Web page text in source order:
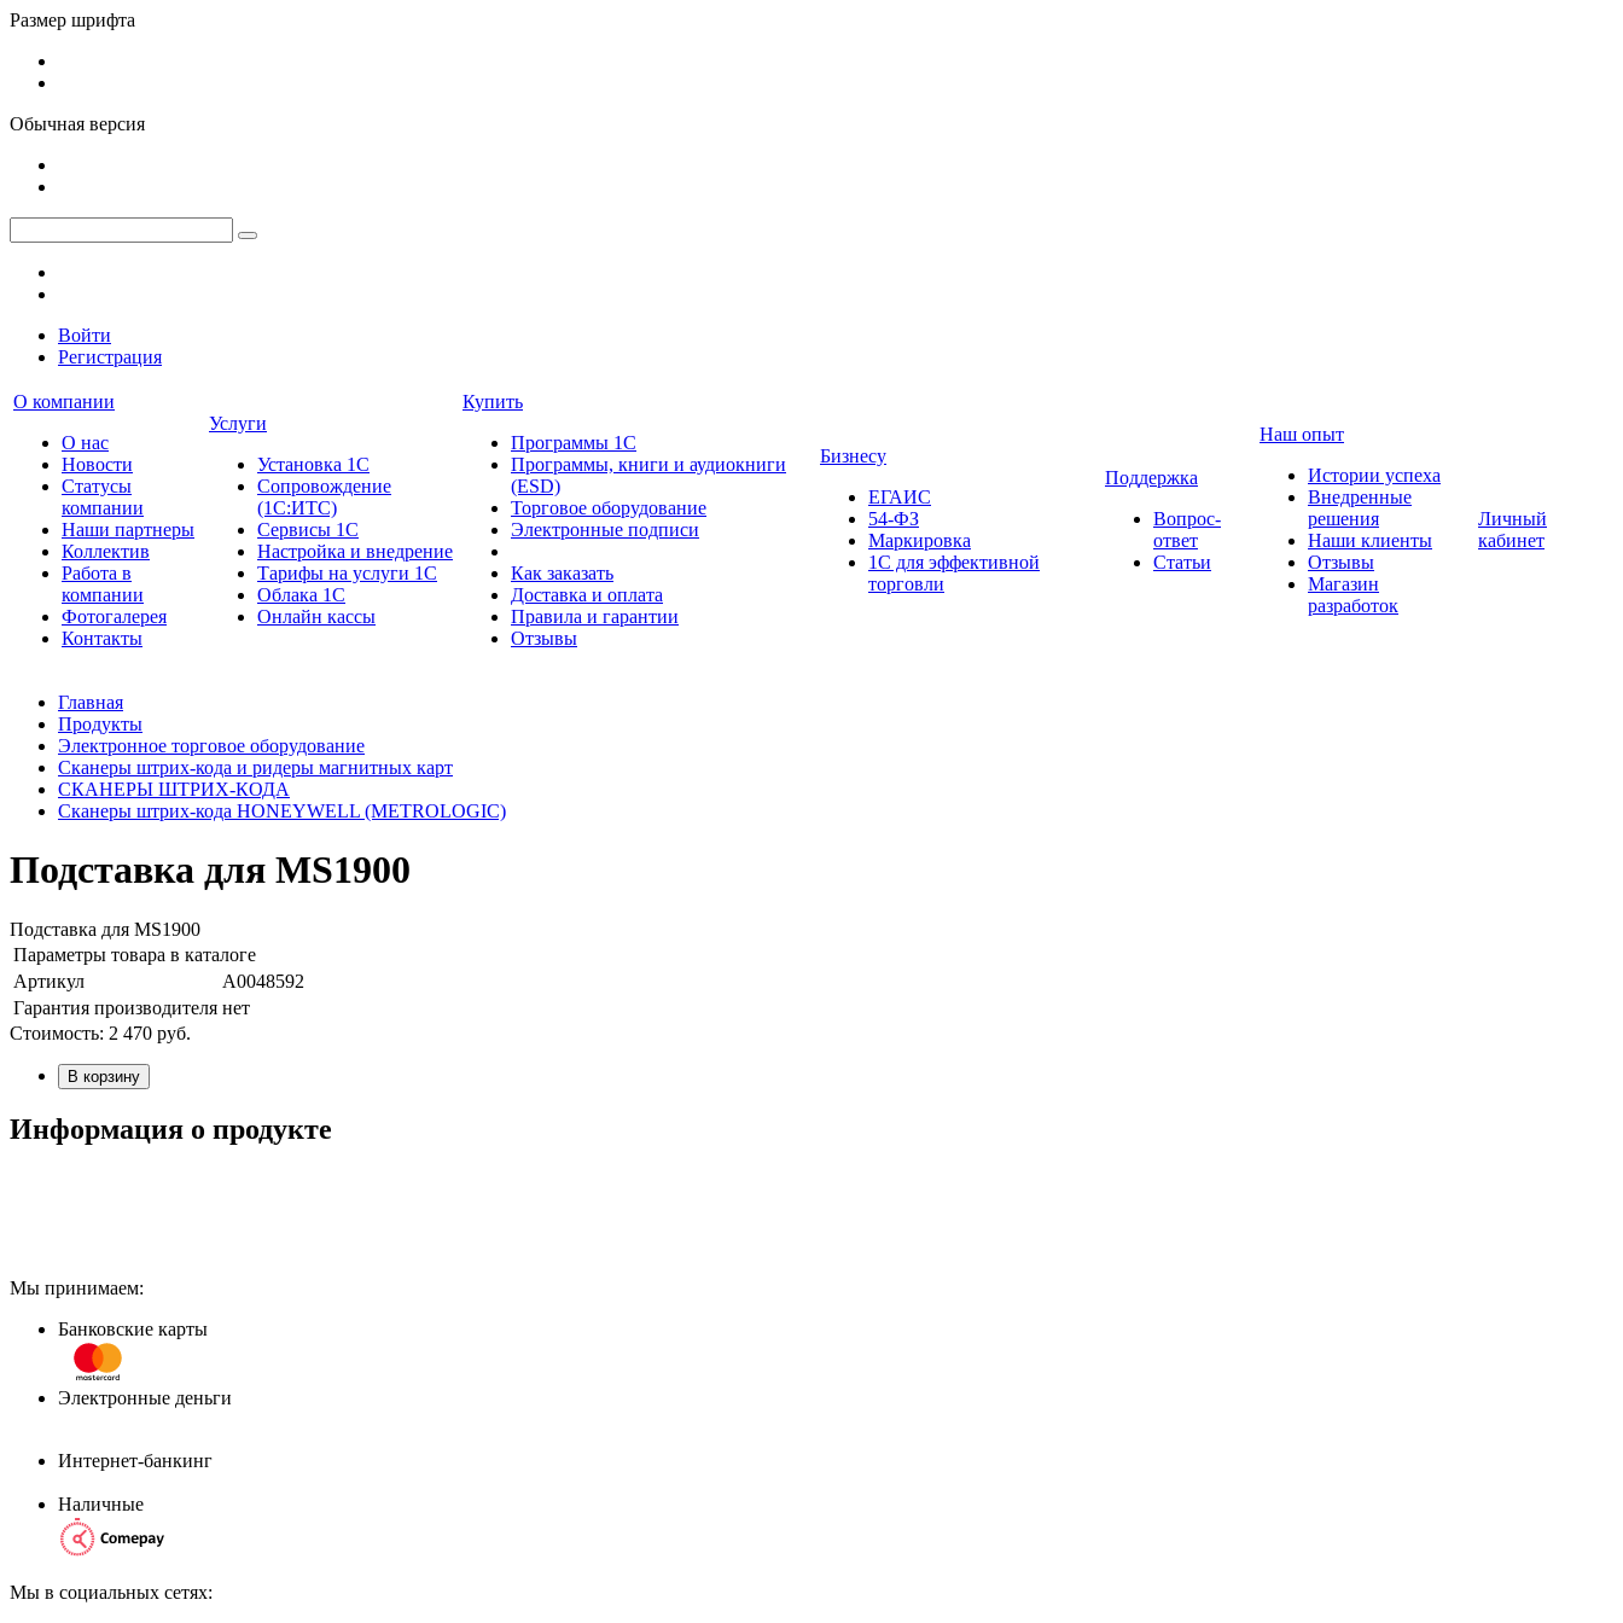
Размер шрифта
Обычная версия
Войти
Регистрация
О компании
О нас
Новости
Cтатусы
компании
Наши партнеры
Коллектив
Работа в
компании
Фотогалерея
Контакты
Услуги
Установка 1С
Сопровождение
(1С:ИТС)
Сервисы 1С
Настройка и внедрение
Тарифы на услуги 1С
Облака 1С
Онлайн кассы
Купить
Программы 1С
Программы, книги и аудиокниги
(ESD)
Торговое оборудование
Электронные подписи
Как заказать
Доставка и оплата
Правила и гарантии
Отзывы
Бизнесу
ЕГАИС
54-ФЗ
Маркировка
1С для эффективной
торговли
Поддержка
Вопрос-
ответ
Статьи
Наш опыт
Истории успеха
Внедренные
решения
Наши клиенты
Отзывы
Магазин
разработок
Личный
кабинет
Главная
Продукты
Электронное торговое оборудование
Сканеры штрих-кода и ридеры магнитных карт
СКАНЕРЫ ШТРИХ-КОДА
Сканеры штрих-кода HONEYWELL (METROLOGIC)
Подставка для МS1900
Подставка для МS1900
Параметры товара в каталоге
Артикул
А0048592
Гарантия производителя нет
Стоимость: 2 470 руб.
В корзину
Информация о продукте
Мы принимаем:
Банковские карты
Электронные деньги
Интернет-банкинг
Наличные
Мы в социальных сетях: